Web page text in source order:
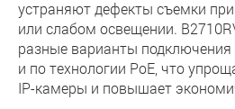
устраняют дефекты съемки
или слабом освещении.
разные варианты подключения
и по технологии PoE, что
IP-камеры и повышает